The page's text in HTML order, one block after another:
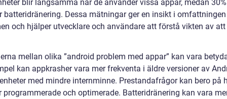
blir långsamma när de använder vissa appar, medan 30%
batteridränering. Dessa mätningar ger en insikt i
och hjälper utvecklare och användare att förstå vikten av
mellan olika ”android problem med appar” kan vara
kan appkrasher vara mer frekventa i äldre versioner av
med mindre internminne. Prestandafrågor kan bero på
programmerade och optimerade. Batteridränering kan vara